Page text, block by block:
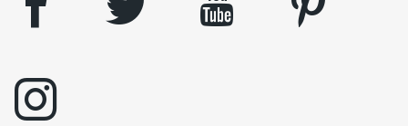
instagram